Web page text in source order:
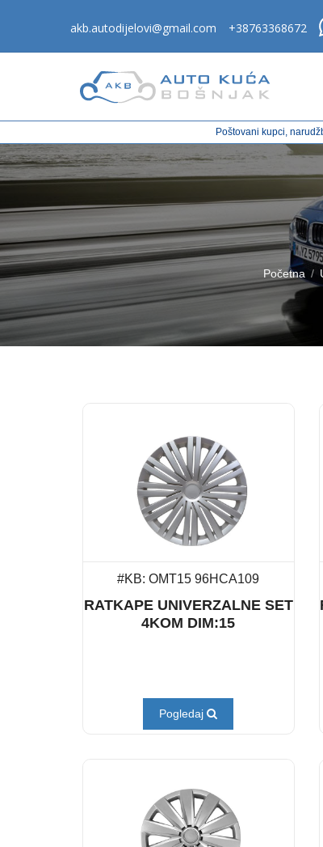
akb.autodijelovi@gmail.com +38763368672
Poštovani kupci,
Početna
#KB: OMT15 96HCA109
RATKAPE UNIVERZALNE SET
4KOM DIM:15
Pogledaj